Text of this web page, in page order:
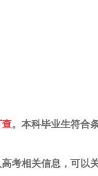
查。本科毕业生符合
考相关信息，可以